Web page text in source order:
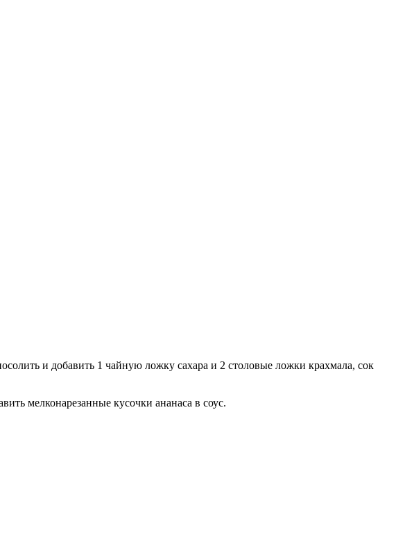
и добавить 1 чайную ложку сахара и 2 столовые ложки крахмала, сок
мелконарезанные кусочки ананаса в соус.